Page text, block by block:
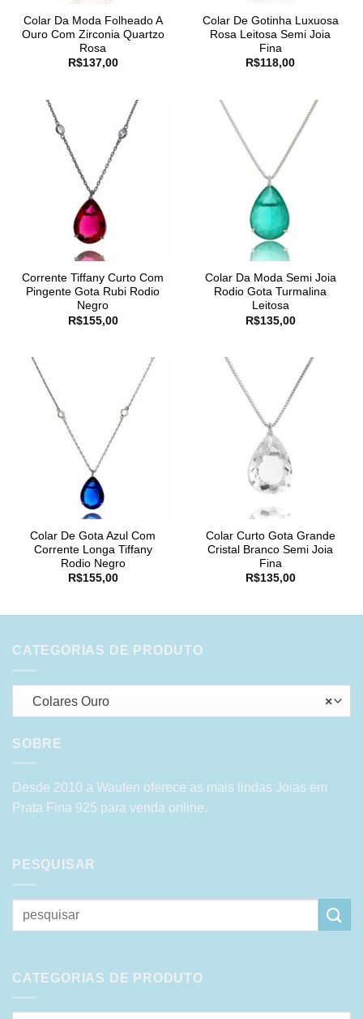
Colar Da Moda Folheado A
Ouro Com Zirconia Quartzo
Rosa
R$137,00
Colar De Gotinha Luxuosa
Rosa Leitosa Semi Joia
Fina
R$118,00
Corrente Tiffany Curto Com
Pingente Gota Rubi Rodio
Negro
R$155,00
Colar Da Moda Semi Joia
Rodio Gota Turmalina
Leitosa
R$135,00
Colar De Gota Azul Com
Corrente Longa Tiffany
Rodio Negro
R$155,00
Colar Curto Gota Grande
Cristal Branco Semi Joia
Fina
R$135,00
CATEGORIAS DE PRODUTO
×
Colares Ouro
SOBRE
Desde 2010 a Waufen oferece as mais lindas Joias em
Prata Fina 925 para venda online.
PESQUISAR
Pesquisar
por:
CATEGORIAS DE PRODUTO